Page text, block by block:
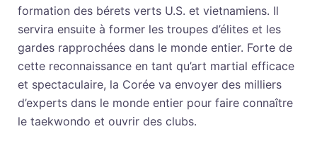
formation des bérets verts U.S. et vietnamiens. Il
servira ensuite à former les troupes d’élites et les
gardes rapprochées dans le monde entier. Forte de
cette reconnaissance en tant qu’art martial efficace
et spectaculaire, la Corée va envoyer des milliers
d’experts dans le monde entier pour faire connaître
le taekwondo et ouvrir des clubs.